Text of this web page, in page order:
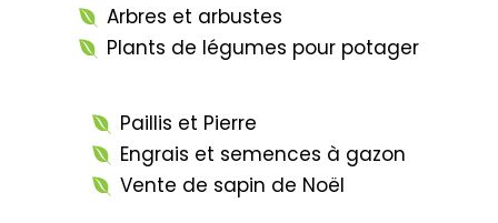
Arbres et arbustes
Plants de légumes pour potager
Paillis et Pierre
Engrais et semences à gazon
Vente de sapin de Noël